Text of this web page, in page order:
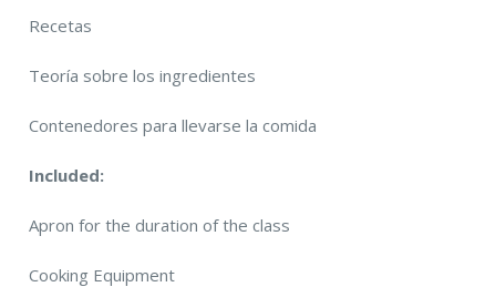
Recetas
Teoría sobre los ingredientes
Contenedores para llevarse la comida
Included:
Apron for the duration of the class
Cooking Equipment